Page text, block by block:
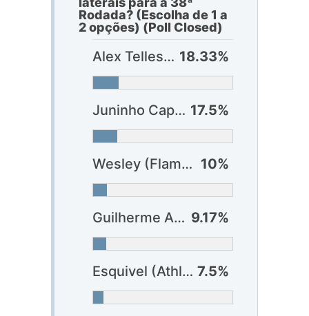
Rodada? (Escolha de 1 a
2 opções) (Poll Closed)
Alex Telles (Botafogo) 18.33%
Juninho Capixaba (Bragantino) 17.5%
Wesley (Flamengo) 10%
Guilherme Arana (Atlético-MG) 9.17%
Esquivel (Athlético-PR) 7.5%